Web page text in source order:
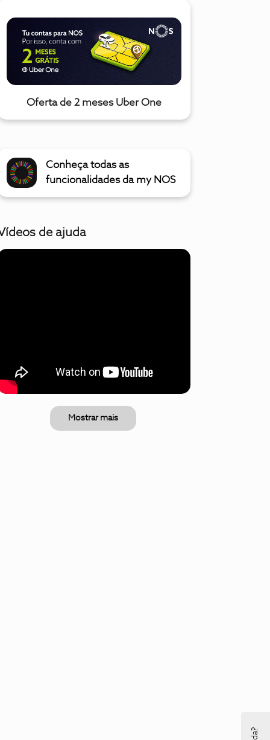
Oferta de 2 meses Uber One
Conheça todas as
funcionalidades da my NOS
de ajuda
Mostrar mais